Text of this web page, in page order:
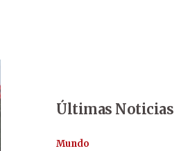
Últimas Noticias
Mundo